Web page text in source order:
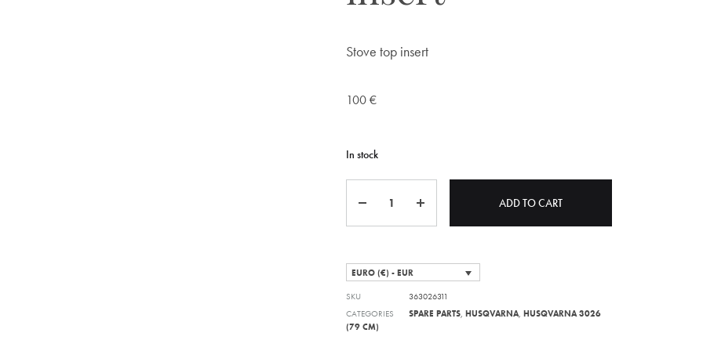
Stove top insert
100€
In stock
ADD TO CART
EURO (€) - EUR
SKU
363026311
CATEGORIES
SPARE PARTS,HUSQVARNA,HUSQVARNA 3026
(79 CM)